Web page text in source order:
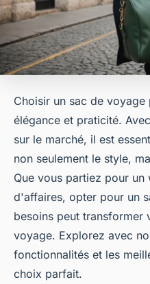
Choisir un sac de
élégance et praticité.
sur le marché, il est
non seulement le style,
Que vous partiez pour
d'affaires, opter pour un
besoins peut transformer
voyage. Explorez avec
fonctionnalités et les
choix parfait.